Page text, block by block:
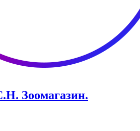
Зоомагазин.